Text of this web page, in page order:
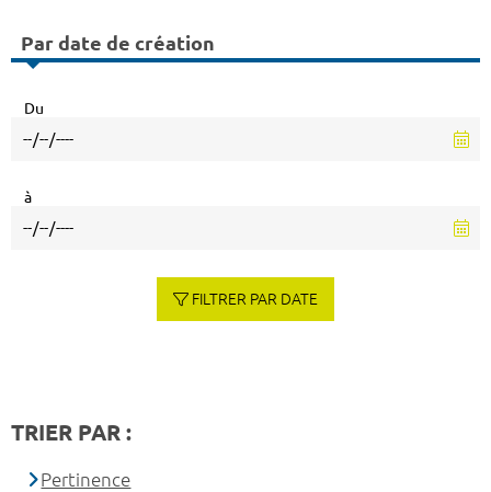
Par date de création
Du
à
FILTRER PAR DATE
TRIER PAR :
Pertinence